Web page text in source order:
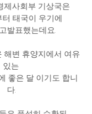
제사회부 기상국은
터 태국이 우기에
발표했는데요.
해변 휴양지에서 여유
있는
좋은 달 이기도 합니
다.